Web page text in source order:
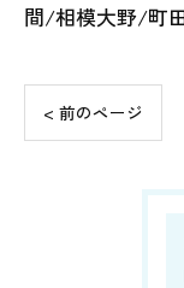
間/相模大野/町
< 前のページ